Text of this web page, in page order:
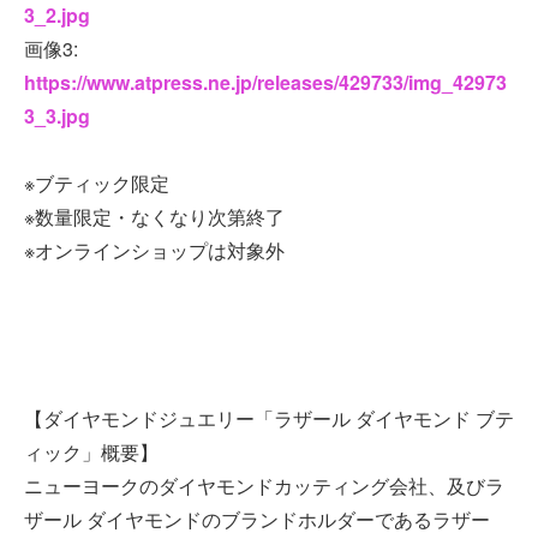
3_2.jpg
画像3:
https://www.atpress.ne.jp/releases/429733/img_42973
3_3.jpg
※ブティック限定
※数量限定・なくなり次第終了
※オンラインショップは対象外
【ダイヤモンドジュエリー「ラザール ダイヤモンド ブテ
ィック」概要】
ニューヨークのダイヤモンドカッティング会社、及びラ
ザール ダイヤモンドのブランドホルダーであるラザー